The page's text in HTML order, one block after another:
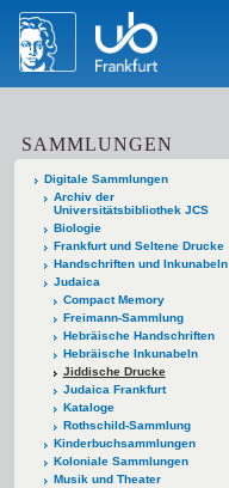
SAMMLUNGEN
Digitale Sammlungen
Archiv der
Universitätsbibliothek JCS
Biologie
Frankfurt und Seltene Drucke
Handschriften und Inkunabeln
Judaica
Compact Memory
Freimann-Sammlung
Hebräische Handschriften
Hebräische Inkunabeln
Jiddische Drucke
Judaica Frankfurt
Kataloge
Rothschild-Sammlung
Kinderbuchsammlungen
Koloniale Sammlungen
Musik und Theater